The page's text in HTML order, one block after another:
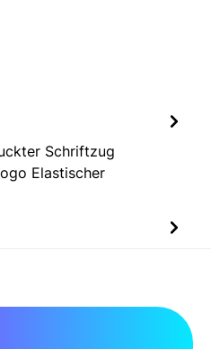
Schriftzug
Elastischer